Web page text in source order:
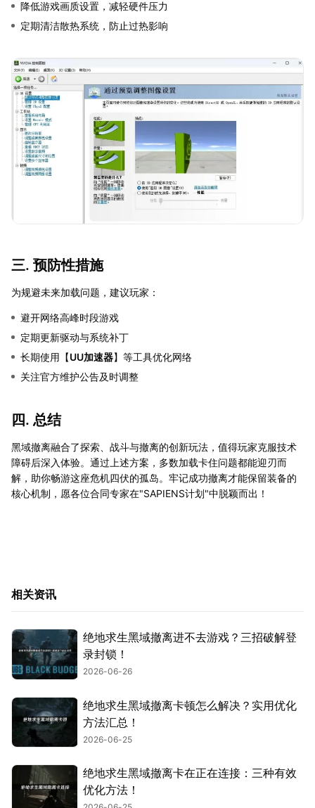
降低游戏画质设置，减轻硬件压力
定期清洁散热系统，防止过热影响
三. 预防性措施
为规避未来加载问题，建议玩家：
避开网络高峰时段游戏
定期更新驱动与系统补丁
长期使用【UU加速器】等工具优化网络
关注官方维护公告及时调整
四. 总结
黑域撤离融合了探索、战斗与撤离的创新玩法，值得玩家克服技术
障碍后深入体验。通过上述方案，多数加载卡住问题都能迎刃而
解，助你畅游这座危机四伏的孤岛。牢记成功撤离才能保留装备的
核心机制，愿各位合同专家在"SAPIENS计划"中脱颖而出！
相关资讯
绝地求生黑域撤离进不去游戏？三招破解登
录封锁！
2026-06-26
绝地求生黑域撤离卡顿怎么解决？实用优化
方法汇总！
2026-06-25
绝地求生黑域撤离卡在正在连接：三种有效
优化方法！